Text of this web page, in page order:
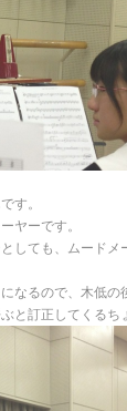
す。
ヤーです。
しても、ムードメ
なるので、木低の
と訂正してくるち